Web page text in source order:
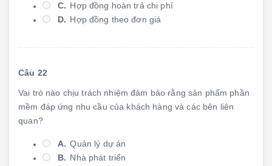
C. Hợp đồng hoàn trả chi phí
D. Hợp đồng theo đơn giá
Câu 22
Vai trò nào chịu trách nhiệm đảm bảo rằng sản phẩm phần
mềm đáp ứng nhu cầu của khách hàng và các bên liên
quan?
A. Quản lý dự án
B. Nhà phát triển